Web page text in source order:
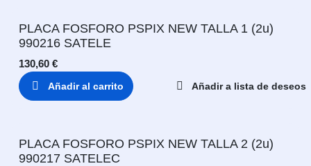
PLACA FOSFORO PSPIX NEW TALLA 1 (2u)
990216 SATELE
130,60 €
Añadir al carrito Añadir a lista de deseos
PLACA FOSFORO PSPIX NEW TALLA 2 (2u)
990217 SATELEC